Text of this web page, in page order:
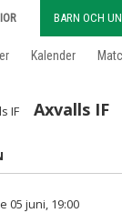
BARN OCH
Kalender
Axvalls IF
05 juni, 19:00